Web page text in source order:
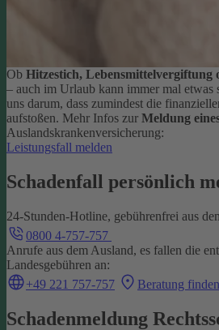
Ob Hitzestich, Lebensmittelvergiftung
– auch im Urlaub kann immer mal etwas
uns darum, dass zumindest die
aufstoßen. Mehr Infos zur Meldung
Auslandskrankenversicherung:
Leistungsfall melden
Schadenfall persönlich
24-Stunden-Hotline, gebührenfrei aus
0800 4-757-757
Anrufe aus dem Ausland, es fallen die
Landesgebühren an:
+49 221 757-757
Beratung finden
Schadenmeldung